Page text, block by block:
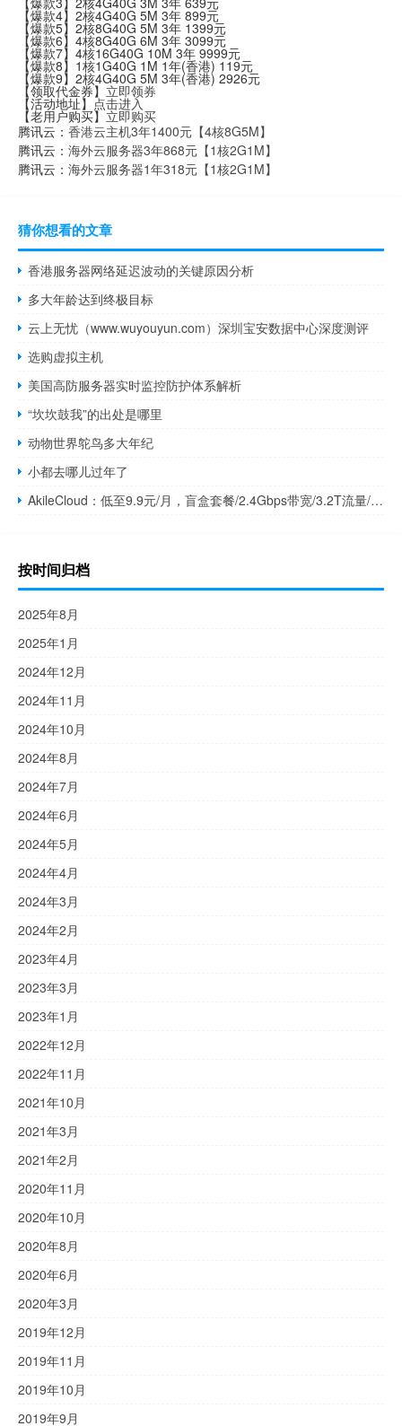
【爆款4】2核4G40G 5M 3年 899元
【爆款5】2核8G40G 5M 3年 1399元
【爆款6】4核8G40G 6M 3年 3099元
【爆款7】4核16G40G 10M 3年 9999元
【爆款8】1核1G40G 1M 1年(香港) 119元
【爆款9】2核4G40G 5M 3年(香港) 2926元
【领取代金券】 立即领券
【活动地址】 点击进入
【老用户购买】立即购买
腾讯云： 香港云主机3年1400元【4核8G5M】
腾讯云： 海外云服务器3年868元【1核2G1M】
腾讯云： 海外云服务器1年318元【1核2G1M】
猜你想看的文章
香港服务器网络延迟波动的关键原因分析
多大年龄达到终极目标
云上无忧（www.wuyouyun.com）深圳宝安数据中心深度测评
选购虚拟主机
美国高防服务器实时监控防护体系解析
“坎坎鼓我”的出处是哪里
动物世界鸵鸟多大年纪
小都去哪儿过年了
AkileCloud：低至9.9元/月，盲盒套餐/2.4Gbps带宽/3.2T流量/解锁流媒体，可选日本/新加坡地区
按时间归档
2025年8月
2025年1月
2024年12月
2024年11月
2024年10月
2024年8月
2024年7月
2024年6月
2024年5月
2024年4月
2024年3月
2024年2月
2023年4月
2023年3月
2023年1月
2022年12月
2022年11月
2021年10月
2021年3月
2021年2月
2020年11月
2020年10月
2020年8月
2020年6月
2020年3月
2019年12月
2019年11月
2019年10月
2019年9月